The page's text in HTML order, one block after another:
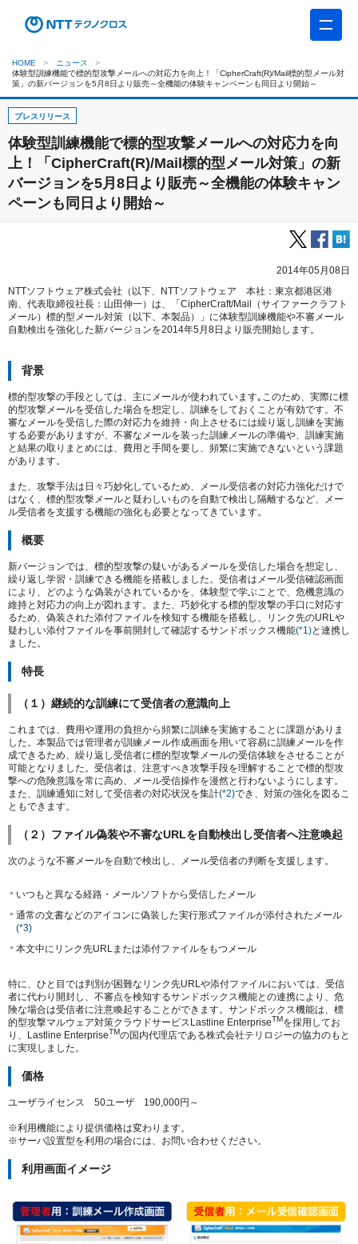
HOME
ニュース
体験型訓練機能で標的型攻撃メールへの対応力を向上！「CipherCraft(R)/Mail標的型メール対
策」の新バージョンを5月8日より販売～全機能の体験キャンペーンも同日より開始～
プレスリリース
体験型訓練機能で標的型攻撃メールへの対応力を向
上！「CipherCraft(R)/Mail標的型メール対策」の新
バージョンを5月8日より販売～全機能の体験キャン
ペーンも同日より開始～
2014年05月08日
NTTソフトウェア株式会社（以下、NTTソフトウェア 本社：東京都港区港
南、代表取締役社長：山田伸一）は、「CipherCraft/Mail（サイファークラフト
メール）標的型メール対策（以下、本製品）」に体験型訓練機能や不審メール
自動検出を強化した新バージョンを2014年5月8日より販売開始します。
背景
標的型攻撃の手段としては、主にメールが使われています｡このため、実際に標
的型攻撃メールを受信した場合を想定し、訓練をしておくことが有効です。不
審なメールを受信した際の対応力を維持・向上させるには繰り返し訓練を実施
する必要がありますが、不審なメールを装った訓練メールの準備や、訓練実施
と結果の取りまとめには、費用と手間を要し、頻繁に実施できないという課題
があります。
また、攻撃手法は日々巧妙化しているため、メール受信者の対応力強化だけで
はなく、標的型攻撃メールと疑わしいものを自動で検出し隔離するなど、メー
ル受信者を支援する機能の強化も必要となってきています。
概要
新バージョンでは、標的型攻撃の疑いがあるメールを受信した場合を想定し、
繰り返し学習・訓練できる機能を搭載しました。受信者はメール受信確認画面
により、どのような偽装がされているかを、体験型で学ぶことで、危機意識の
維持と対応力の向上が図れます。また、巧妙化する標的型攻撃の手口に対応す
るため、偽装された添付ファイルを検知する機能を搭載し、リンク先のURLや
疑わしい添付ファイルを事前開封して確認するサンドボックス機能(*1)と連携し
ました。
特長
（１）継続的な訓練にて受信者の意識向上
これまでは、費用や運用の負担から頻繁に訓練を実施することに課題がありま
した。本製品では管理者が訓練メール作成画面を用いて容易に訓練メールを作
成できるため、繰り返し受信者に標的型攻撃メールの受信体験をさせることが
可能となりました。受信者は、注意すべき攻撃手段を理解することで標的型攻
撃への危険意識を常に高め、メール受信操作を漫然と行わないようにします。
また、訓練通知に対して受信者の対応状況を集計(*2)でき、対策の強化を図るこ
ともできます。
（２）ファイル偽装や不審なURLを自動検出し受信者へ注意喚起
次のような不審メールを自動で検出し、メール受信者の判断を支援します。
いつもと異なる経路・メールソフトから受信したメール
通常の文書などのアイコンに偽装した実行形式ファイルが添付されたメール
(*3)
本文中にリンク先URLまたは添付ファイルをもつメール
特に、ひと目では判別が困難なリンク先URLや添付ファイルにおいては、受信
者に代わり開封し、不審点を検知するサンドボックス機能との連携により、危
険な場合は受信者に注意喚起することができます。サンドボックス機能は、標
的型攻撃マルウェア対策クラウドサービスLastline EnterpriseTMを採用してお
り、Lastline EnterpriseTMの国内代理店である株式会社テリロジーの協力のもと
に実現しました。
価格
ユーザライセンス 50ユーザ 190,000円～
※利用機能により提供価格は変わります。
※サーバ設置型を利用の場合には、お問い合わせください。
利用画面イメージ